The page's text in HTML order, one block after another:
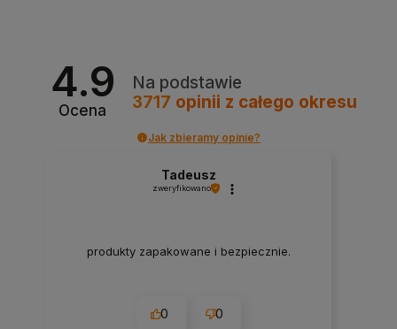
4.9
Ocena
Na podstawie
3717 opinii z całego okresu
Jak zbieramy opinie?
Tadeusz
zweryfikowano
produkty zapakowane i bezpiecznie.
0 0